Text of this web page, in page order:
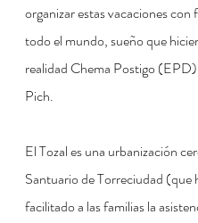
organizar estas vacaciones con
todo el mundo, sueño que
realidad Chema Postigo
Pich.
El Tozal es una urbanización
Santuario de Torreciudad (que
facilitado a las familias la